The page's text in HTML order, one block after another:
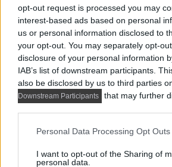
opt-out request is processed you may
interest-based ads based on personal
us or personal information disclosed to
your opt-out. You may separately opt-
disclosure of your personal information
IAB’s list of downstream participants.
also be disclosed by us to third parties
Downstream Participants
that may further
Please note that this website/app uses
not limited to your visit or usage
Personal Data Processing Opt Outs
I want to opt-out of the Sharing of
personal data.
megbízásából számára rendezték